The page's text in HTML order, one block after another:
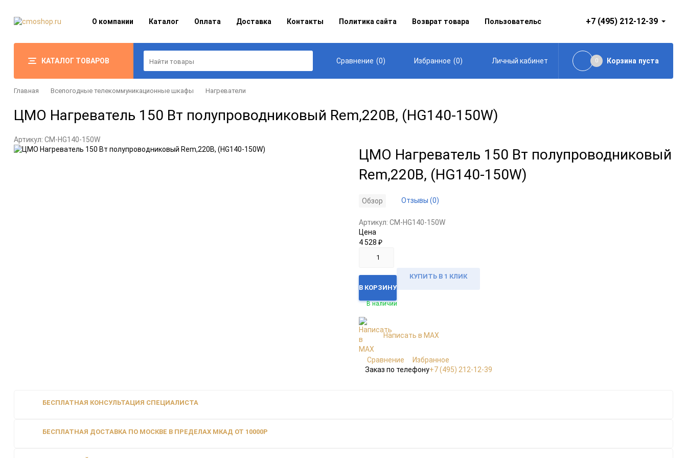
О компании Каталог Оплата Доставка Контакты Политика сайта Возврат товара Пользовательское соглашение+7 (495) 212-12-39
КАТАЛОГ ТОВАРОВ Сравнение (0) Избранное (0) Личный кабинет 0 Корзина пуста
Главная Всепогодные телекоммуникационные шкафы Нагреватели
ЦМО Нагреватель 150 Вт полупроводниковый Rem,220В, (HG140-150W)
Артикул: CM-HG140-150W
ЦМО Нагреватель 150 Вт полупроводниковый
Rem,220В, (HG140-150W)
Обзор Отзывы (0)
Артикул: CM-HG140-150W
Цена
4 528 ₽
В КОРЗИНУ
КУПИТЬ В 1 КЛИК
В наличии
Написать в MAX
Сравнение
Избранное
Заказ по телефону+7 (495) 212-12-39
БЕСПЛАТНАЯ КОНСУЛЬТАЦИЯ СПЕЦИАЛИСТА
БЕСПЛАТНАЯ ДОСТАВКА ПО МОСКВЕ В ПРЕДЕЛАХ МКАД ОТ 10000Р